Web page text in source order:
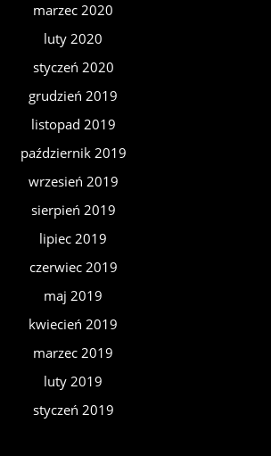
marzec 2020
luty 2020
styczeń 2020
grudzień 2019
listopad 2019
październik 2019
wrzesień 2019
sierpień 2019
lipiec 2019
czerwiec 2019
maj 2019
kwiecień 2019
marzec 2019
luty 2019
styczeń 2019